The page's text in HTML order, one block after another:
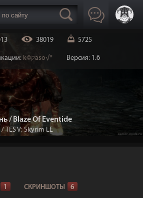
38019 5725
k©קaso√® Версия: 1.6
/ Blaze Of Eventide
/TES V: Skyrim LE
1 СКРИНШОТЫ 6